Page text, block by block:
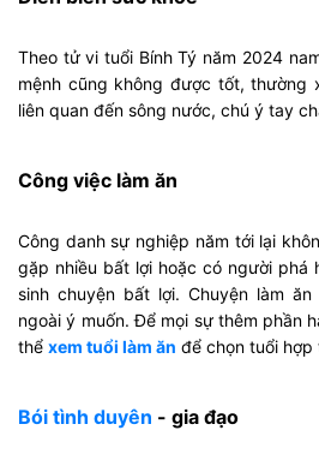
Theo tử vi tuổi Bính Tý năm 2024
mệnh cũng không được tốt, thường
liên quan đến sông nước, chú ý tay
Công việc làm ăn
Công danh sự nghiệp năm tới lại
gặp nhiều bất lợi hoặc có người phá
sinh chuyện bất lợi. Chuyện làm
ngoài ý muốn. Để mọi sự thêm phần
thể xem tuổi làm ăn để chọn tuổi
Bói tình duyên - gia đạo